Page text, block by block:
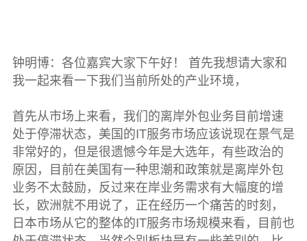
钟明博：各位嘉宾大家下午好！ 首先我想请大家和
我一起来看一下我们当前所处的产业环境，
首先从市场上来看，我们的离岸外包业务目前增速
处于停滞状态，美国的IT服务市场应该说现在景气是
非常好的，但是很遗憾今年是大选年，有些政治的
原因，目前在美国有一种思潮和政策就是离岸外包
业务不太鼓励，反过来在岸业务需求有大幅度的增
长，欧洲就不用说了，正在经历一个痛苦的时刻，
日本市场从它的整体的IT服务市场规模来看，目前也